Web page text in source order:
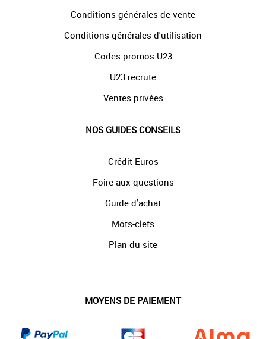
Conditions générales de vente
Conditions générales d'utilisation
Codes promos U23
U23 recrute
Ventes privées
NOS GUIDES CONSEILS
Crédit Euros
Foire aux questions
Guide d'achat
Mots-clefs
Plan du site
MOYENS DE PAIEMENT